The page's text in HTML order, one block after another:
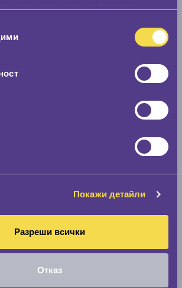
Покажи детайли
Разреши всички
Отказ
По марка автомобил